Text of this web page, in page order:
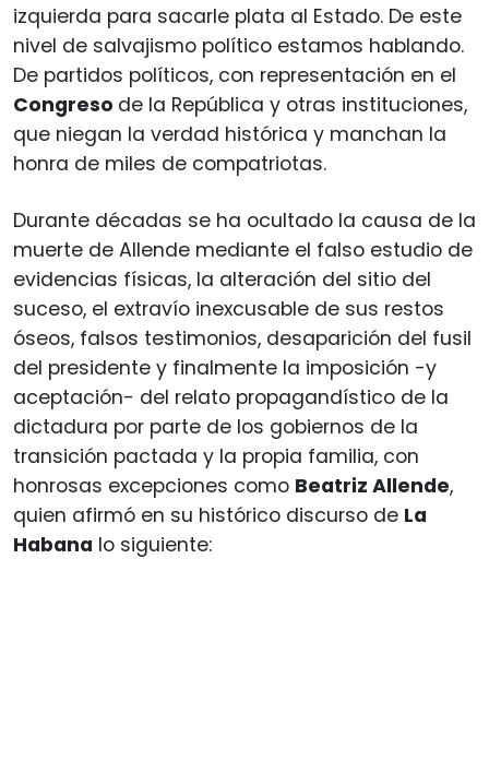
izquierda para sacarle plata al Estado. De este
nivel de salvajismo político estamos hablando.
De partidos políticos, con representación en el
Congreso de la República y otras instituciones,
que niegan la verdad histórica y manchan la
honra de miles de compatriotas.
Durante décadas se ha ocultado la causa de la
muerte de Allende mediante el falso estudio de
evidencias físicas, la alteración del sitio del
suceso, el extravío inexcusable de sus restos
óseos, falsos testimonios, desaparición del fusil
del presidente y finalmente la imposición -y
aceptación- del relato propagandístico de la
dictadura por parte de los gobiernos de la
transición pactada y la propia familia, con
honrosas excepciones como Beatriz Allende,
quien afirmó en su histórico discurso de La
Habana lo siguiente: